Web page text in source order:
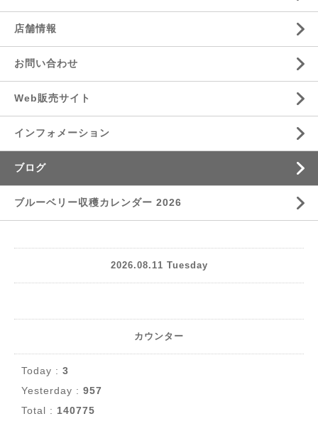
店舗情報
お問い合わせ
Web販売サイト
インフォメーション
ブログ
ブルーベリー収穫カレンダー 2026
2026.08.11 Tuesday
カウンター
Today : 3
Yesterday : 957
Total : 140775